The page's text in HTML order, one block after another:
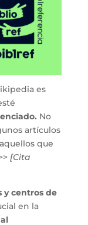
es
No
artículos
que
[Cita
y centros de
en la